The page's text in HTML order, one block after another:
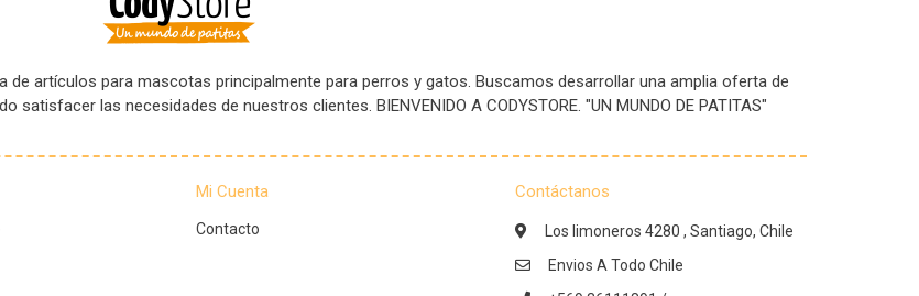
de artículos para mascotas principalmente para perros y gatos. Buscamos desarrollar una amplia oferta de
las necesidades de nuestros clientes. BIENVENIDO A CODYSTORE. "UN MUNDO DE PATITAS"
Mi Cuenta
Contacto
Contáctanos
Los limoneros 4280 , Santiago, Chile
Envios A Todo Chile